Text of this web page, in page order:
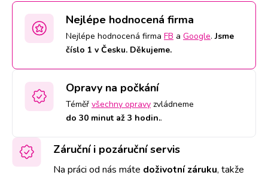
Nejlépe hodnocená firma
Nejlépe hodnocená firma FB a Google.Jsme
číslo 1 v Česku. Děkujeme.
Opravy na počkání
Téměř všechny opravy zvládneme
do 30 minut až 3 hodin..
Záruční i pozáruční servis
Na práci od nás máte doživotní záruku, takže